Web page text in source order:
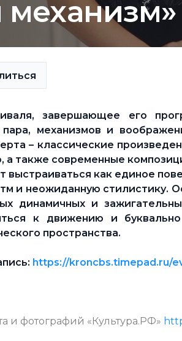
механизм»
завершающее его
механизмов и
– классические
а также современные
выстраиваться как единое
и неожиданную стилистику.
динамичных и
к движению и
пространства.
https://kroncbs.timepad.ru/
и фотографий «Культура.РФ»